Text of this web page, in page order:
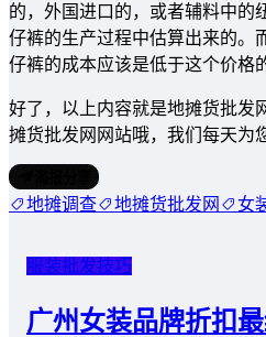
的，外国进口的，或者辅料中的
仔裤的生产过程中估算出来的。
仔裤的成本应该是低于这个价格
好了，以上内容就是地摊货批发
摊货批发网网站哦，我们每天为
地摊调查 地摊货批发网 女
服装批发技巧
广州女装品牌折扣